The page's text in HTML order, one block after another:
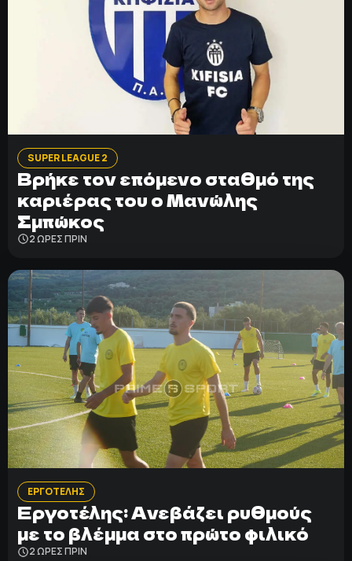
SUPER LEAGUE 2
Βρήκε τον επόμενο σταθμό της
καριέρας του ο Μανώλης
Σμπώκος
2 ΩΡΕΣ ΠΡΙΝ
ΕΡΓΟΤΕΛΗΣ
Εργοτέλης: Ανεβάζει ρυθμούς
με το βλέμμα στο πρώτο φιλικό
2 ΩΡΕΣ ΠΡΙΝ